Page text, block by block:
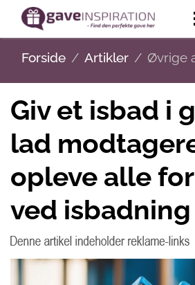
Forside Artikler Øvrige
Giv et isbad i
lad
opleve alle
ved